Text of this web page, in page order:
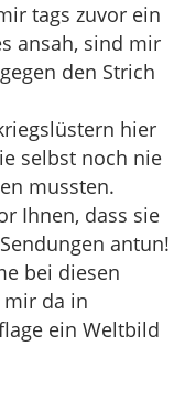
tags zuvor ein
ansah, sind mir
den Strich
hier
selbst noch nie
mussten.
Ihnen, dass sie
antun!
bei diesen
mir da in
ein Weltbild